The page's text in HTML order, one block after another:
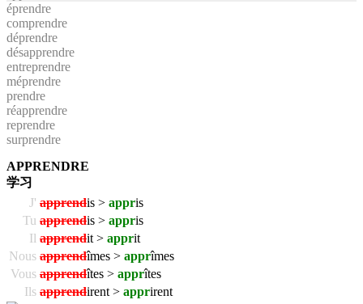
éprendre
comprendre
déprendre
désapprendre
entreprendre
méprendre
prendre
réapprendre
reprendre
surprendre
APPRENDRE
学习
J' apprendis > appris
Tu apprendis > appris
Il apprendit > apprit
Nous apprendîmes > apprîmes
Vous apprendîtes > apprîtes
Ils apprendirent > apprirent